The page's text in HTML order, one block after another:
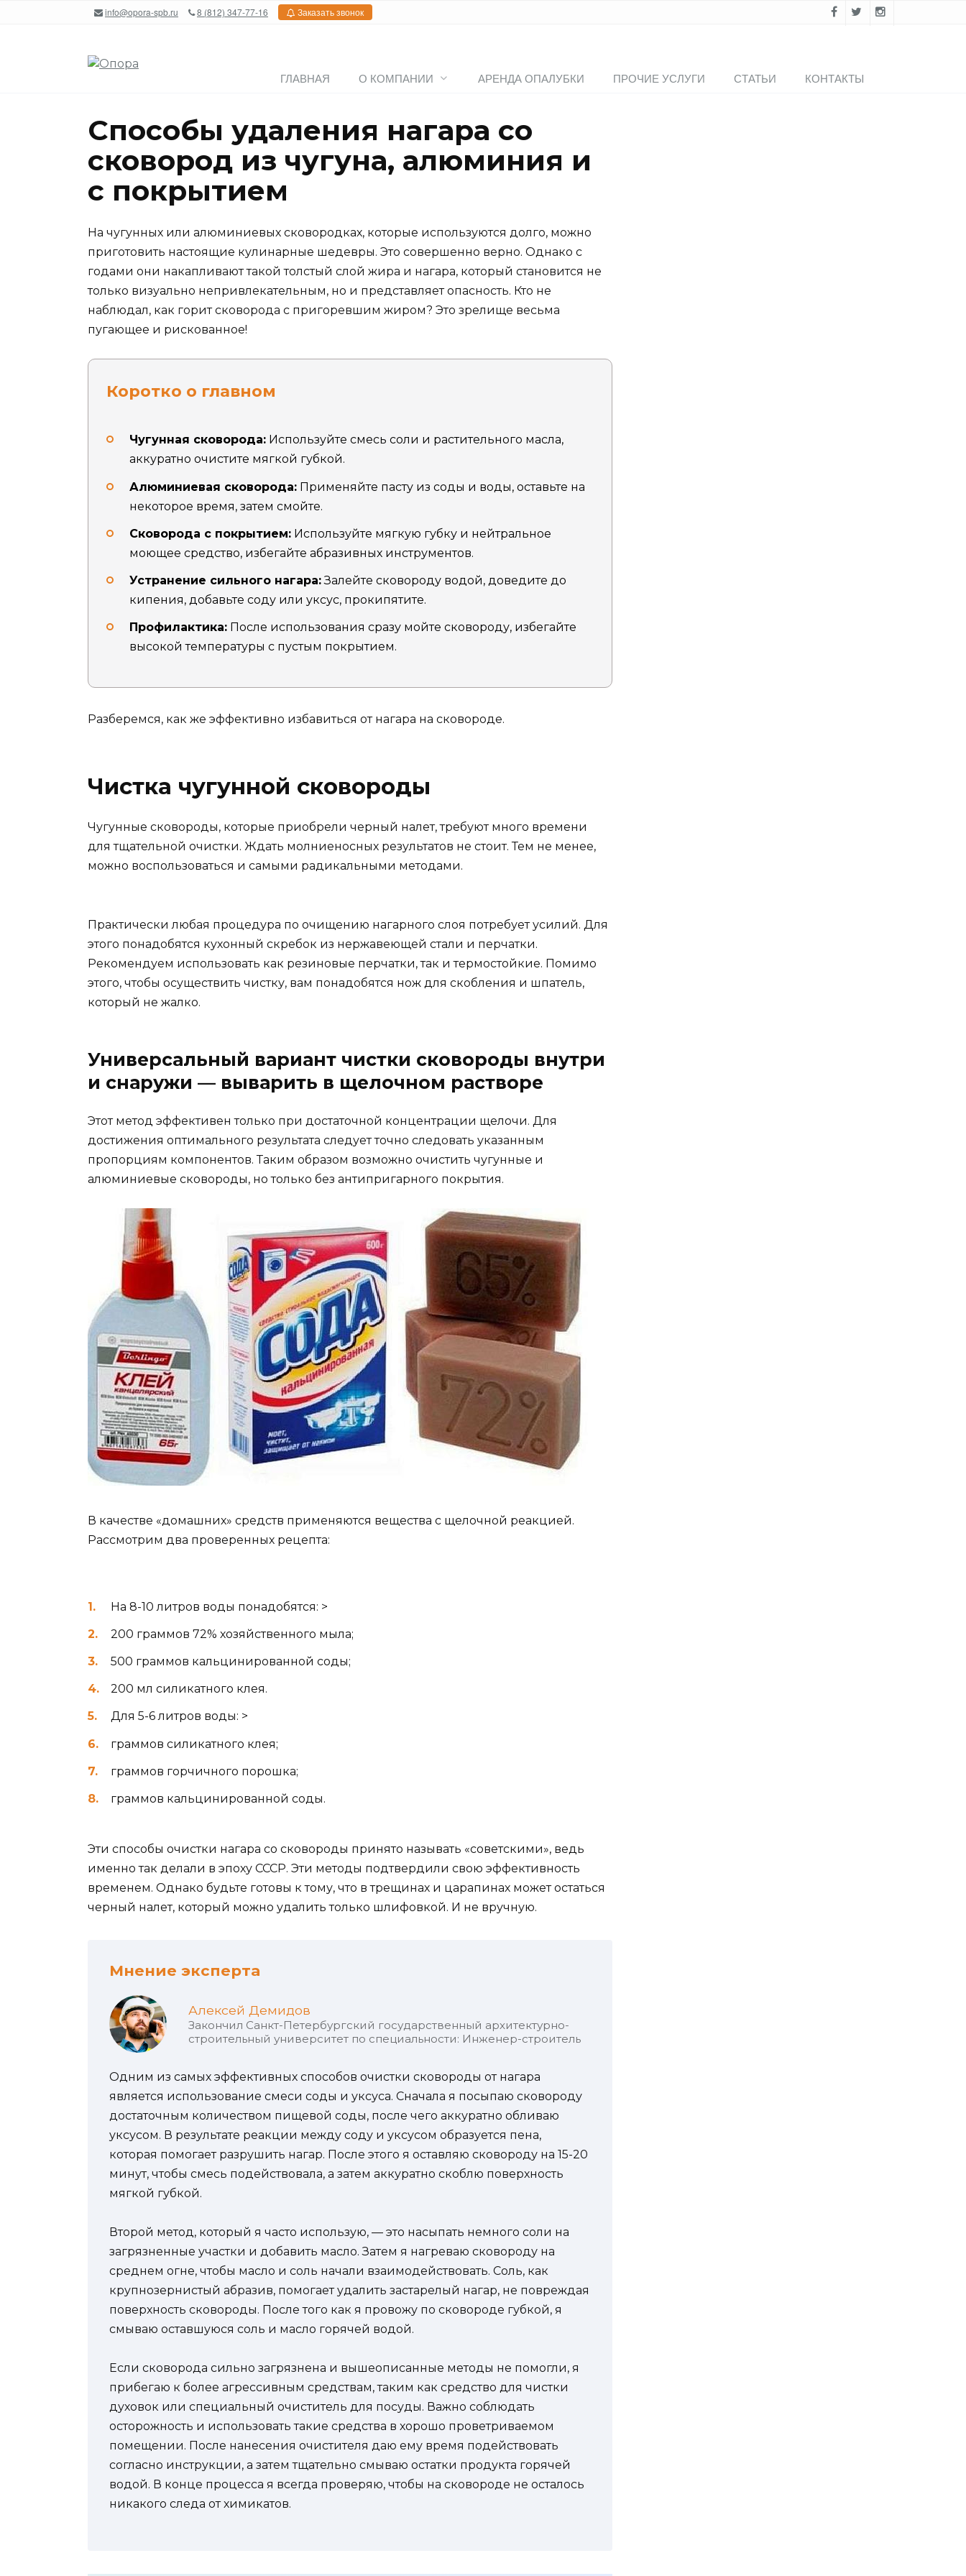
info@opora-spb.ru 8 (812) 347-77-16 Заказать звонок
ГЛАВНАЯ О КОМПАНИИ АРЕНДА ОПАЛУБКИ ПРОЧИЕ УСЛУГИ СТАТЬИ КОНТАКТЫ
Способы удаления нагара со
сковород из чугуна, алюминия и
с покрытием
На чугунных или алюминиевых сковородках, которые используются долго, можно
приготовить настоящие кулинарные шедевры. Это совершенно верно. Однако с
годами они накапливают такой толстый слой жира и нагара, который становится не
только визуально непривлекательным, но и представляет опасность. Кто не
наблюдал, как горит сковорода с пригоревшим жиром? Это зрелище весьма
пугающее и рискованное!
Коротко о главном
Чугунная сковорода: Используйте смесь соли и растительного масла,
аккуратно очистите мягкой губкой.
Алюминиевая сковорода: Применяйте пасту из соды и воды, оставьте на
некоторое время, затем смойте.
Сковорода с покрытием: Используйте мягкую губку и нейтральное
моющее средство, избегайте абразивных инструментов.
Устранение сильного нагара:Залейте сковороду водой, доведите до
кипения, добавьте соду или уксус, прокипятите.
Профилактика: После использования сразу мойте сковороду, избегайте
высокой температуры с пустым покрытием.
Разберемся, как же эффективно избавиться от нагара на сковороде.
Чистка чугунной сковороды
Чугунные сковороды, которые приобрели черный налет, требуют много времени
для тщательной очистки. Ждать молниеносных результатов не стоит. Тем не менее,
можно воспользоваться и самыми радикальными методами.
Практически любая процедура по очищению нагарного слоя потребует усилий. Для
этого понадобятся кухонный скребок из нержавеющей стали и перчатки.
Рекомендуем использовать как резиновые перчатки, так и термостойкие. Помимо
этого, чтобы осуществить чистку, вам понадобятся нож для скобления и шпатель,
который не жалко.
Универсальный вариант чистки сковороды внутри
и снаружи — выварить в щелочном растворе
Этот метод эффективен только при достаточной концентрации щелочи. Для
достижения оптимального результата следует точно следовать указанным
пропорциям компонентов. Таким образом возможно очистить чугунные и
алюминиевые сковороды, но только без антипригарного покрытия.
В качестве «домашних» средств применяются вещества с щелочной реакцией.
Рассмотрим два проверенных рецепта:
На 8-10 литров воды понадобятся: >
200 граммов 72% хозяйственного мыла;
500 граммов кальцинированной соды;
200 мл силикатного клея.
Для 5-6 литров воды: >
граммов силикатного клея;
граммов горчичного порошка;
граммов кальцинированной соды.
Эти способы очистки нагара со сковороды принято называть «советскими», ведь
именно так делали в эпоху СССР. Эти методы подтвердили свою эффективность
временем. Однако будьте готовы к тому, что в трещинах и царапинах может остаться
черный налет, который можно удалить только шлифовкой. И не вручную.
Мнение эксперта
Алексей Демидов
Закончил Санкт-Петербургский государственный архитектурно-
строительный университет по специальности: Инженер-строитель
Одним из самых эффективных способов очистки сковороды от нагара
является использование смеси соды и уксуса. Сначала я посыпаю сковороду
достаточным количеством пищевой соды, после чего аккуратно обливаю
уксусом. В результате реакции между соду и уксусом образуется пена,
которая помогает разрушить нагар. После этого я оставляю сковороду на 15-20
минут, чтобы смесь подействовала, а затем аккуратно скоблю поверхность
мягкой губкой.
Второй метод, который я часто использую, — это насыпать немного соли на
загрязненные участки и добавить масло. Затем я нагреваю сковороду на
среднем огне, чтобы масло и соль начали взаимодействовать. Соль, как
крупнозернистый абразив, помогает удалить застарелый нагар, не повреждая
поверхность сковороды. После того как я провожу по сковороде губкой, я
смываю оставшуюся соль и масло горячей водой.
Если сковорода сильно загрязнена и вышеописанные методы не помогли, я
прибегаю к более агрессивным средствам, таким как средство для чистки
духовок или специальный очиститель для посуды. Важно соблюдать
осторожность и использовать такие средства в хорошо проветриваемом
помещении. После нанесения очистителя даю ему время подействовать
согласно инструкции, а затем тщательно смываю остатки продукта горячей
водой. В конце процесса я всегда проверяю, чтобы на сковороде не осталось
никакого следа от химикатов.